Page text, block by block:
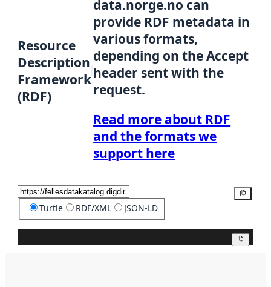
Resource
Description
Framework
(RDF)
data.norge.no can
provide RDF metadata in
various formats,
depending on the Accept
header sent with the
request.
Read more about RDF
and the formats we
support here
Turtle RDF/XML JSON-LD